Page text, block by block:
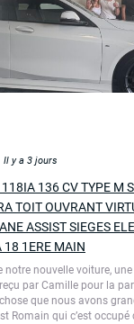
Il y a 3 jours
136 CV TYPE M
TOIT OUVRANT
ASSIST SIEGES
18 1ERE MAIN
notre nouvelle voiture,
par Camille pour la
que nous avons
Romain qui c’est occupé